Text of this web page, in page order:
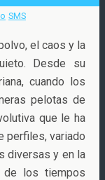
SMS
el caos y la
Desde su
cuando los
pelotas de
que le ha
perfiles, variado
diversas y en la
de los tiempos